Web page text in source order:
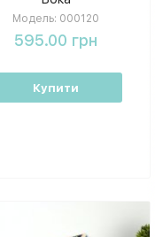
Модель: 000120
595.00 грн
Купити